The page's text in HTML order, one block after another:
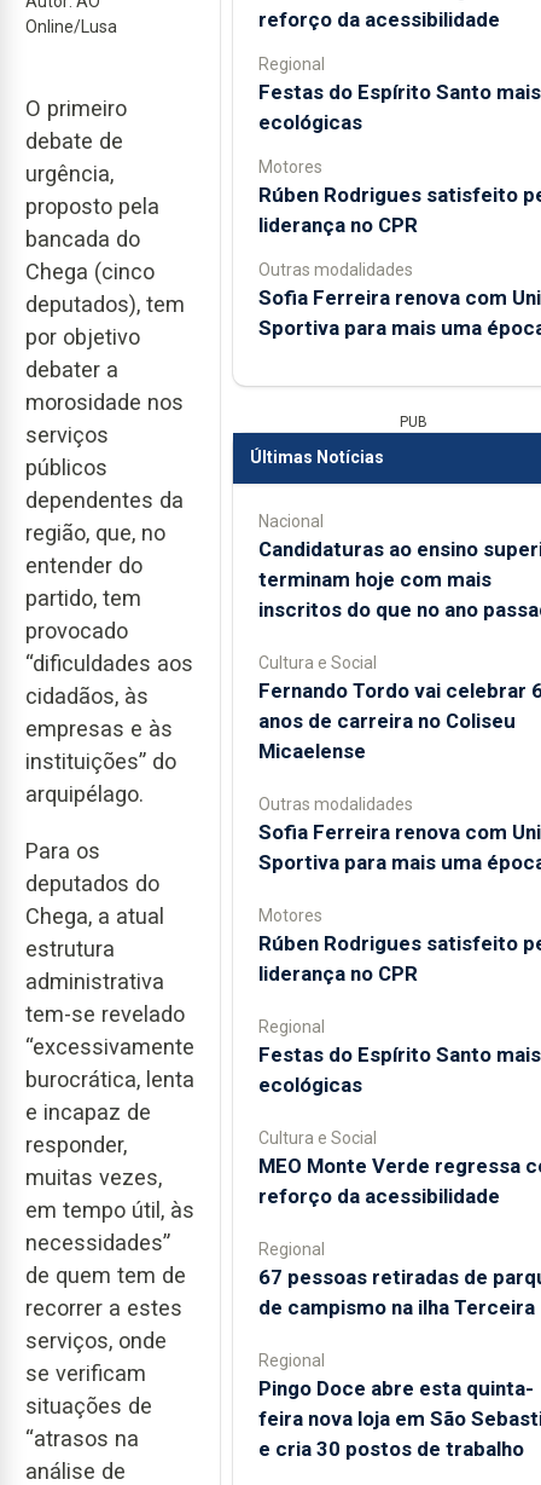
Online/Lusa
O primeiro
debate de
urgência,
proposto pela
bancada do
Chega (cinco
deputados), tem
por objetivo
debater a
morosidade nos
serviços
públicos
dependentes da
região, que, no
entender do
partido, tem
provocado
“dificuldades aos
cidadãos, às
empresas e às
instituições” do
arquipélago.
Para os
deputados do
Chega, a atual
estrutura
administrativa
tem-se revelado
“excessivamente
burocrática, lenta
e incapaz de
responder,
muitas vezes,
em tempo útil, às
necessidades”
de quem tem de
recorrer a estes
serviços, onde
se verificam
situações de
“atrasos na
análise de
reforço da acessibilidade
Regional
Festas do Espírito Santo mais
ecológicas
Motores
Rúben Rodrigues satisfeito
liderança no CPR
Outras modalidades
Sofia Ferreira renova com
Sportiva para mais uma
PUB
Últimas Notícias
Nacional
Candidaturas ao ensino
terminam hoje com mais
inscritos do que no ano
Cultura e Social
Fernando Tordo vai celebrar
anos de carreira no Coliseu
Micaelense
Outras modalidades
Sofia Ferreira renova com
Sportiva para mais uma
Motores
Rúben Rodrigues satisfeito
liderança no CPR
Regional
Festas do Espírito Santo mais
ecológicas
Cultura e Social
MEO Monte Verde regressa
reforço da acessibilidade
Regional
67 pessoas retiradas de
de campismo na ilha Terceira
Regional
Pingo Doce abre esta quinta-
feira nova loja em São
e cria 30 postos de trabalho